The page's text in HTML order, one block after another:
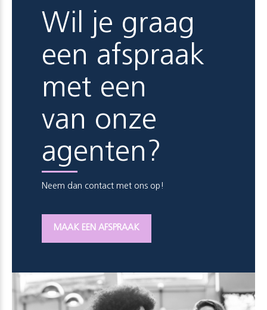
Wil je graag
een afspraak
met een
van onze
agenten?
Neem dan contact met ons op!
MAAK EEN AFSPRAAK